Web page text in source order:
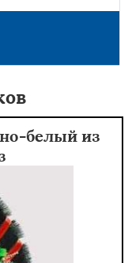
белый из